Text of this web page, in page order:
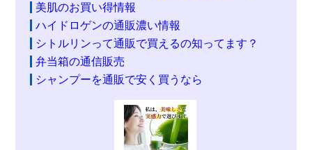
美肌のお買い得情報
ハイドロゲンの通販濃い情報
シトルリンって通販で買えるの知ってます？
弁当箱の通信販売
シャンプーを通販で安く買うなら